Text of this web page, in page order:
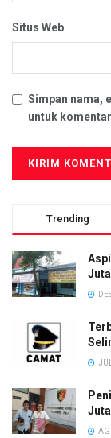
Situs Web
Simpan nama,
untuk
Trending